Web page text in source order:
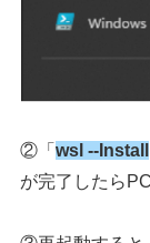
②「wsl ‐‐Install
が完了したら